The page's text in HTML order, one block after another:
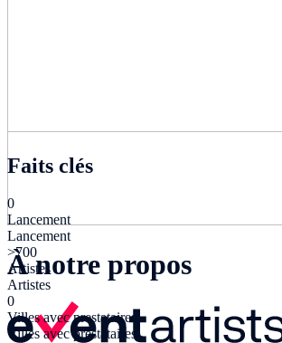
À notre propos
Faits clés
0
Lancement
Lancement
>700
Artistes
Artistes
0
Villes avec prestataires
Villes avec prestataires